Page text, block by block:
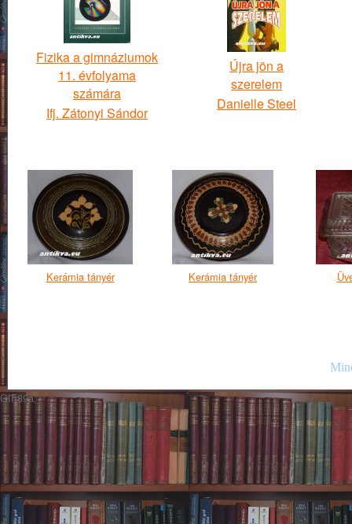
Fizika a gimnáziumok
11. évfolyama
számára
Ifj. Zátonyi Sándor
Újra jön a
szerelem
Danielle Steel
Kerámia tányér Kerámia tányér
GIF89a;